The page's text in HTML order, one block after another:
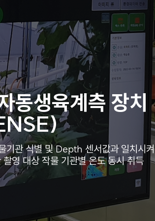
동생육계측 장치
기관 식별 및 Depth 센서값과 일치시켜
영 대상 작물 기관별 온도 동시 취득